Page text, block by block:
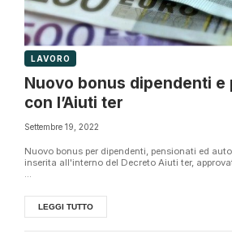
LAVORO
Nuovo bonus dipendenti e
con l’Aiuti ter
Settembre 19, 2022
Nuovo bonus per dipendenti, pensionati ed
inserita all'interno del Decreto Aiuti ter,
...
LEGGI TUTTO